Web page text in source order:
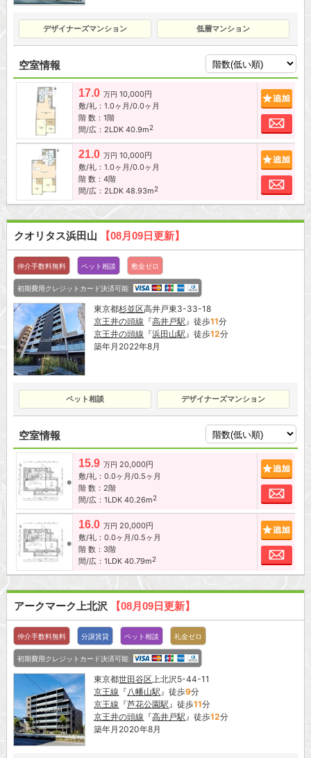
デザイナーズマンション 低層マンション
空室情報
17.0 万円 10,000円
敷/礼：1.0ヶ月/0.0ヶ月
階 数：1階
間/広：2LDK 40.9m2
お
21.0 万円 10,000円
敷/礼：1.0ヶ月/0.0ヶ月
階 数：4階
間/広：2LDK 48.93m2
お
クオリタス浜田山 【08月09日更新】
仲介手数料無料 ペット相談 敷金ゼロ
初期費用クレジットカード決済可能
東京都杉並区高井戸東3-33-18
京王井の頭線 『高井戸駅』徒歩11分
京王井の頭線 『浜田山駅』徒歩12分
築年月2022年8月
ペット相談 デザイナーズマンション
空室情報
15.9 万円 20,000円
敷/礼：0.0ヶ月/0.5ヶ月
階 数：2階
間/広：1LDK 40.26m2
お
16.0 万円 20,000円
敷/礼：0.0ヶ月/0.5ヶ月
階 数：3階
間/広：1LDK 40.79m2
お
アークマーク上北沢 【08月09日更新】
仲介手数料無料 分譲賃貸 ペット相談 礼金ゼロ
初期費用クレジットカード決済可能
東京都世田谷区上北沢5-44-11
京王線 『八幡山駅』徒歩9分
京王線 『芦花公園駅』徒歩11分
京王井の頭線 『高井戸駅』徒歩12分
築年月2020年8月